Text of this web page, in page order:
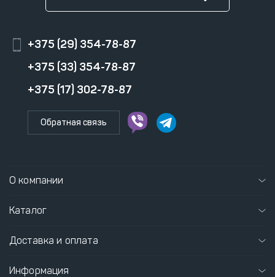
+375 (29) 354-78-87
+375 (33) 354-78-87
+375 (17) 302-78-87
Обратная связь
О компании
Каталог
Доставка и оплата
Информация